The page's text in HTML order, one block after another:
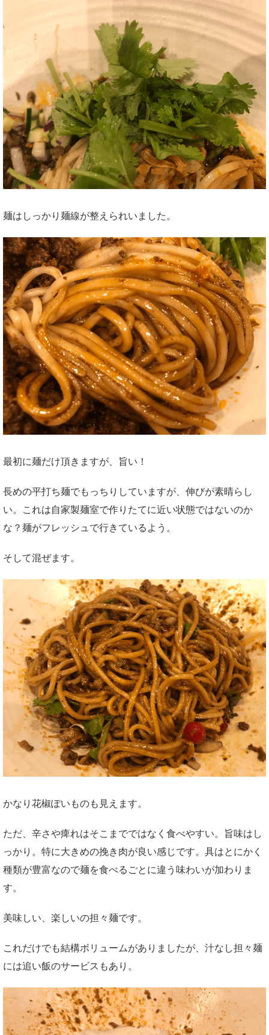
麺はしっかり麺線が整えられいました。
最初に麺だけ頂きますが、旨い！
長めの平打ち麺でもっちりしていますが、伸びが素晴らし
い。これは自家製麺室で作りたてに近い状態ではないのか
な？麺がフレッシュで行きているよう。
そして混ぜます。
かなり花椒ぽいものも見えます。
ただ、辛さや痺れはそこまでではなく食べやすい。旨味はし
っかり。特に大きめの挽き肉が良い感じです。具はとにかく
種類が豊富なので麺を食べるごとに違う味わいが加わりま
す。
美味しい、楽しいの担々麺です。
これだけでも結構ボリュームがありましたが、汁なし担々麺
には追い飯のサービスもあり。